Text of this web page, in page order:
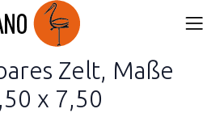
Zelt, Maße
x 7,50